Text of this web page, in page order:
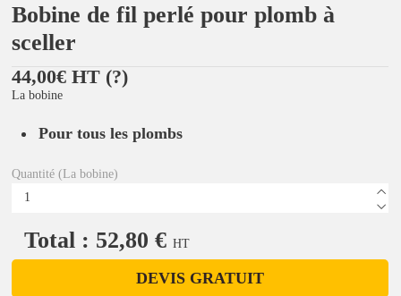
Bobine de fil perlé pour plomb à
sceller
44,00€ HT (?)
La bobine
Pour tous les plombs
Quantité (La bobine)
Total : 52,80 € HT
DEVIS GRATUIT